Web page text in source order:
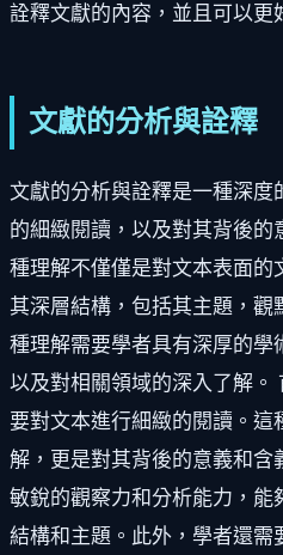
詮釋文獻的內容，並且可以更
文獻的分析與詮釋
文獻的分析與詮釋是一種深度
的細緻閱讀，以及對其背後
種理解不僅僅是對文本表面的
其深層結構，包括其主題，觀
種理解需要學者具有深厚的學
以及對相關領域的深入了解。
要對文本進行細緻的閱讀。這
解，更是對其背後的意義和含
敏銳的觀察力和分析能力，能
結構和主題。此外，學者還需